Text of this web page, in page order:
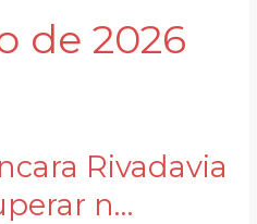
de 2026
Rivadavia
n…